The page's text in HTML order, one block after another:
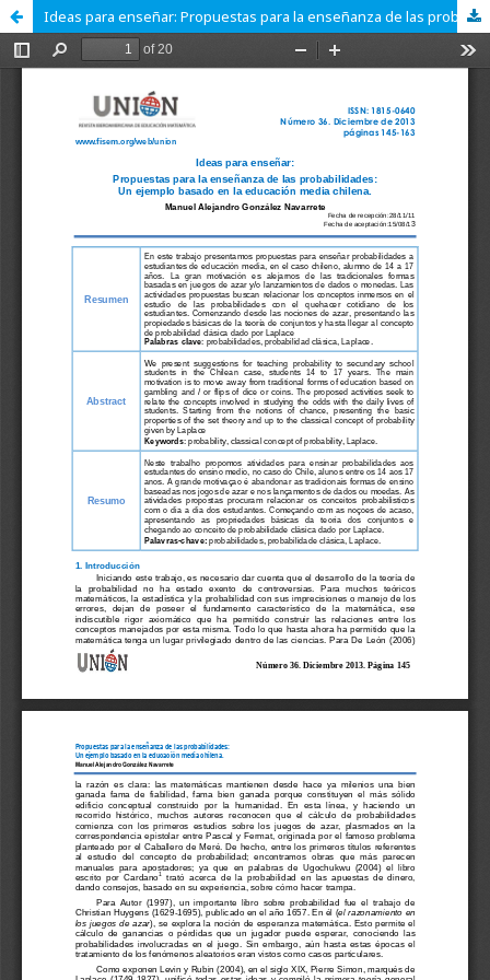
Ideas para enseñar: Propuestas para la enseñanza de las probabilidades: Un ejemplo basado en la educación media chilena